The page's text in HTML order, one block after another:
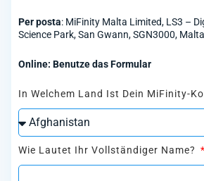
Per posta: MiFinity Malta Limited, LS3 –
Science Park, San Gwann, SGN3000,
Online: Benutze das Formular
In Welchem Land Ist Dein MiFinity-
Wie Lautet Ihr Vollständiger Name?